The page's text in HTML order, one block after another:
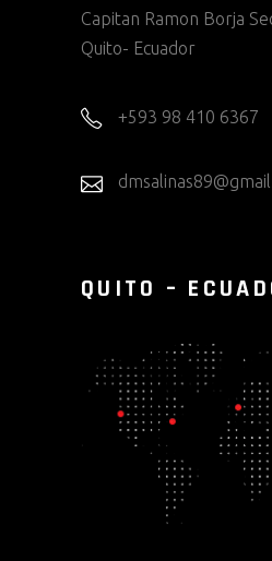
Capitan Ramon Borja
Quito- Ecuador
+593 98 410 6367
QUITO –